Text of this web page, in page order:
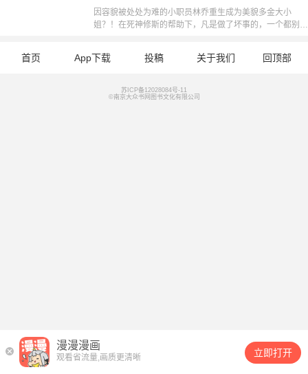
因容貌被处处为难的小职员林乔重生成为美貌多金大小
姐？！在死神修斯的帮助下，凡是做了坏事的，一个都别指
首页 App下载 投稿 关于我们 回顶部
苏ICP备12028084号-11
©南京大众书网图书文化有限公司
漫漫漫画
观看省流量,画质更清晰 立即打开